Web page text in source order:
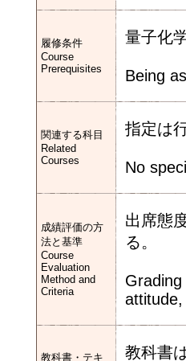
履修条件
Course
Prerequisites
量子化
Being
関連する科目
Related
Courses
指定は
No
成績評価の方
法と基準
Course
Evaluation
Method and
Criteria
出席態
る。
教科書・テキ 教科書